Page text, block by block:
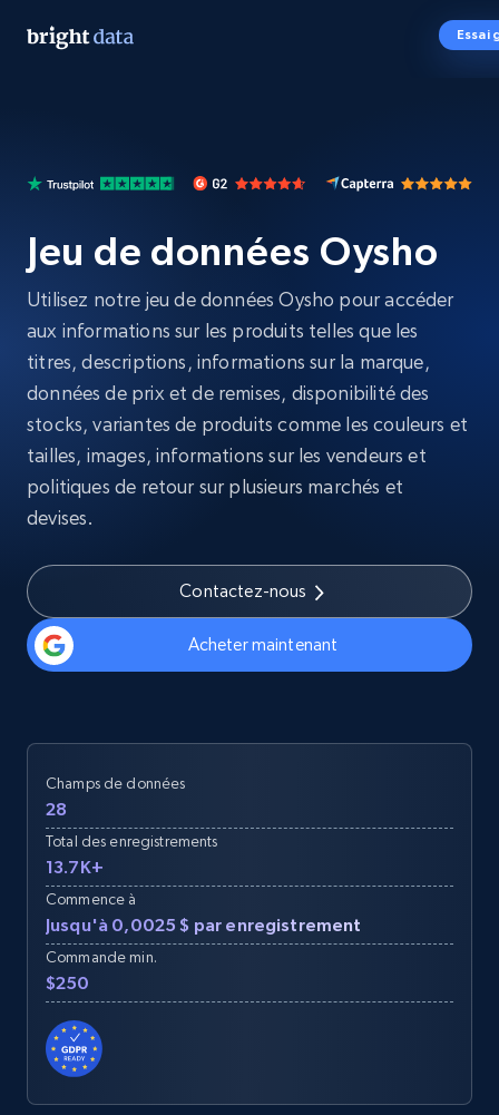
Essai
Jeu de données Oysho
Utilisez notre jeu de données Oysho pour accéder
aux informations sur les produits telles que les
titres, descriptions, informations sur la marque,
données de prix et de remises, disponibilité des
stocks, variantes de produits comme les couleurs et
tailles, images, informations sur les vendeurs et
politiques de retour sur plusieurs marchés et
devises.
Contactez-nous
Acheter maintenant
Champs de données
28
Total des enregistrements
13.7K+
Commence à
Jusqu'à 0,0025 $ par enregistrement
Commande min.
$250